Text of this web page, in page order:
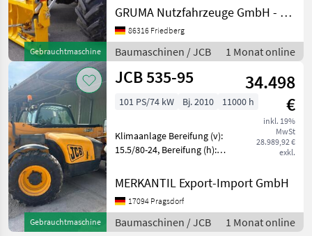
Gebrauchtmaschine
Einfachzusatzhydraulik -
Gabelträger - JCB Q-Fit
1230mm breit - Vollkabine,
Türe links geteilt - Bauhöhe
durch Fahrerschut
GRUMA Nutzfahrzeuge GmbH - Staplertechnik
86316 Friedberg
Baumaschinen / JCB 1 Monat online
Gebrauchtmaschine
JCB 535-95
34.498
€
inkl. 19%
MwSt
28.989,92 €
exkl.
101 PS/74 kW Bj. 2010 11000 h
Klimaanlage Bereifung (v):
15.5/80-24, Bereifung (h):
kg, Hubhöhe: 950 cm,
Arbeitsscheinwerfer 2x
hinten, Arbeitsscheinwerfer
2x vor
MERKANTIL Export-Import GmbH
17094 Pragsdorf
Baumaschinen / JCB 1 Monat online